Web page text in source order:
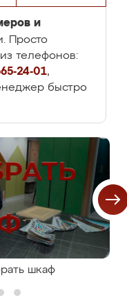
и
Просто
телефонов:
24-01,
быстро
шкаф